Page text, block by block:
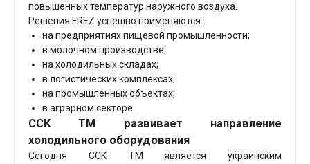
повышенных температур наружного воздуха.
Решения FREZ успешно применяются:
на предприятиях пищевой промышленности;
в молочном производстве;
на холодильных складах;
в логистических комплексах;
на промышленных объектах;
в аграрном секторе.
ССК ТМ развивает направление
холодильного оборудования
Сегодня ССК ТМ является украинским